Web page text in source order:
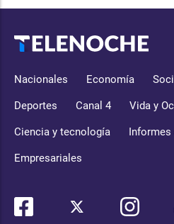
Nacionales Economía
Deportes Canal 4 Vida y
Ciencia y tecnología
Empresariales